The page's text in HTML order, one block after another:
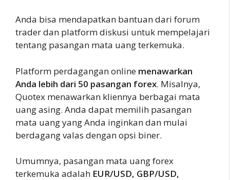
Anda bisa mendapatkan bantuan dari forum
trader dan platform diskusi untuk mempelajari
tentang pasangan mata uang terkemuka.
Platform perdagangan online menawarkan
Anda lebih dari 50 pasangan forex. Misalnya,
Quotex menawarkan kliennya berbagai mata
uang asing. Anda dapat memilih pasangan
mata uang yang Anda inginkan dan mulai
berdagang valas dengan opsi biner.
Umumnya, pasangan mata uang forex
terkemuka adalah EUR/USD, GBP/USD,